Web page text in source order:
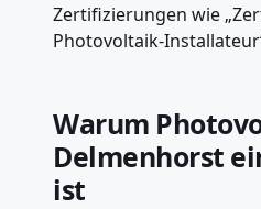
Zertifizierungen wie
Photovoltaik-
Warum
Delmenhorst
ist